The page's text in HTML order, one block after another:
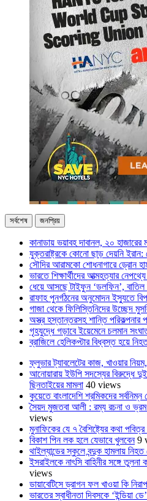
সর্বশেষ জনপ্রিয়
কানাডায় ভয়াবহ দাবানল, ২০ হাজারের
যুক্তরাষ্ট্রকে কোনো ছাড় দেয়নি ইরান:
সৌদির আরামকো শোধনাগারে ড্রোন
ভারতে শিক্ষার্থীদের আত্মহত্যার
ধেয়ে আসছে টাইফুন ‘ডলফিন’, বাতিল
রাফাহ পুনর্গঠনের অনুমোদন ইস্যুতে
গাজা থেকে ফিলিস্তিনিদের উচ্ছেদ
অস্ত্র হস্তান্তরসহ শান্তি পরিকল্পনার
গৃহযুদ্ধে গড়াবে ইয়েমেনে চলমান
ব্রাজিলে হেলিকপ্টার বিধ্বস্ত হয়ে
ফ্লুভার ট্যাবলেটের কাজ, খাওয়ার নিয়ম,
আনোয়ারায় ইউপি সদস্যের বিরুদ্ধে দুই
ছিনতাইয়ের মামলা 40 views
কুয়েতে বাংলাদেশি শ্রমিকদের সর্বনিম্ন
সৈয়দ মুজতবা আলী : রম্য রচনা ও ভ্রমণ
views
মুনাফিকের যে ৭ বৈশিষ্ট্যের কথা
বিকাশ পিন লক হলে যেভাবে খুলবেন 9
থাইল্যান্ডের স্কুলে বন্দুক হামলায়
ইসরাইলকে নাৎসি বাহিনীর সঙ্গে
views
ডায়াবেটিসে ড্রাগন ফল খাওয়া কি
ভারতের স্বাধীনতা দিবসকে ‘ইন্ডিয়া